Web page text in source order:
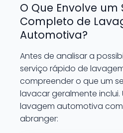
O Que Envolve um
Completo de
Automotiva?
Antes de analisar a
serviço rápido de
compreender o que um
lavacar geralmente inclui.
lavagem automotiva
abranger: